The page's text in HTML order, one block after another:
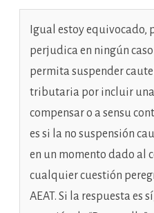
Igual estoy equivocado,
perjudica en ningún
permita suspender
tributaria por incluir
compensar o a sensu
es si la no suspensión
en un momento dado al
cualquier cuestión
AEAT. Si la respuesta es